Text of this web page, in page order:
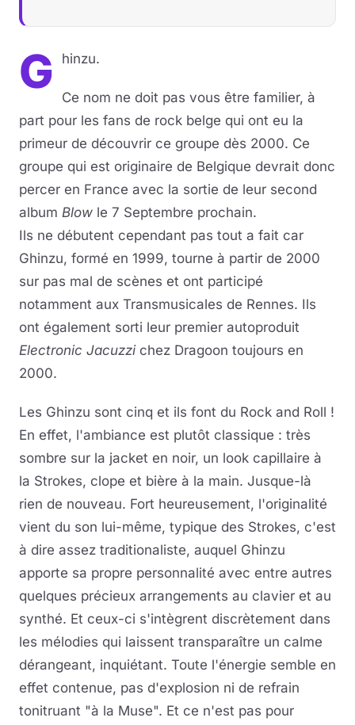
G hinzu.
Ce nom ne doit pas vous être familier, à
part pour les fans de rock belge qui ont eu la
primeur de découvrir ce groupe dès 2000. Ce
groupe qui est originaire de Belgique devrait donc
percer en France avec la sortie de leur second
album Blow le 7 Septembre prochain.
Ils ne débutent cependant pas tout a fait car
Ghinzu, formé en 1999, tourne à partir de 2000
sur pas mal de scènes et ont participé
notamment aux Transmusicales de Rennes. Ils
ont également sorti leur premier autoproduit
Electronic Jacuzzichez Dragoon toujours en
2000.
Les Ghinzu sont cinq et ils font du Rock and Roll !
En effet, l'ambiance est plutôt classique : très
sombre sur la jacket en noir, un look capillaire à
la Strokes, clope et bière à la main. Jusque-là
rien de nouveau. Fort heureusement, l'originalité
vient du son lui-même, typique des Strokes, c'est
à dire assez traditionaliste, auquel Ghinzu
apporte sa propre personnalité avec entre autres
quelques précieux arrangements au clavier et au
synthé. Et ceux-ci s'intègrent discrètement dans
les mélodies qui laissent transparaître un calme
dérangeant, inquiétant. Toute l'énergie semble en
effet contenue, pas d'explosion ni de refrain
tonitruant "à la Muse". Et ce n'est pas pour